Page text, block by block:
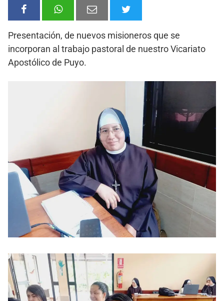
Presentación, de nuevos misioneros que se
incorporan al trabajo pastoral de nuestro Vicariato
Apostólico de Puyo.